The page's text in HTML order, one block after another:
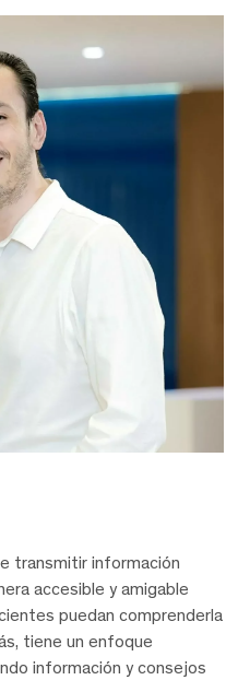
transmitir información
accesible y amigable
puedan comprenderla
tiene un enfoque
información y consejos